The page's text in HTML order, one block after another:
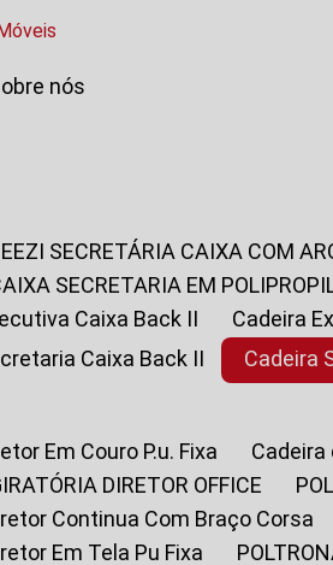
Sobre nós
SECRETÁRIA CAIXA COM
SECRETARIA EM
Caixa Back II
Cadeira
Caixa Back II
Em Couro P.u. Fixa
DIRETOR OFFICE
Continua Com Braço Corsa
Em Tela Pu Fixa